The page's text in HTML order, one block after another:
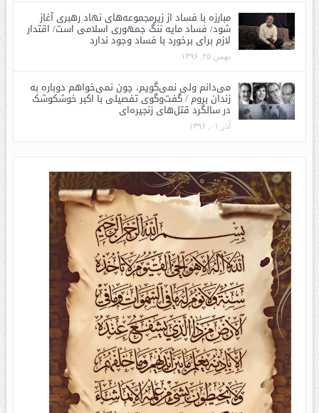
مبارزه با فساد از زیرمجموعه‌های نهاد رهبری آغاز
شود/ فساد مایه ننگ جمهوری اسلامی است/ اقتدار
لازم برای برخورد با فساد وجود ندارد
بهمن ۲۵, ۱۳۹۶
می‌دانم ولی نمی‌گویم، چون نمی‌خواهم دوباره به
زندان بروم / گفت‌وگوی تفصیلی با اکبر خوشکوشک
در سالگرد قتل‌های زنجیره‌ای
آذر ۰۱, ۱۳۹۶